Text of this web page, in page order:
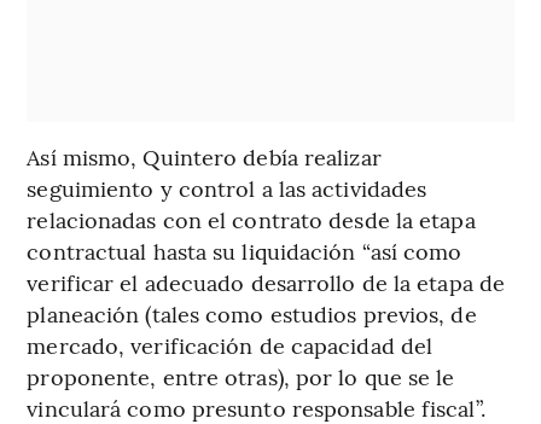
Así mismo, Quintero debía realizar
seguimiento y control a las actividades
relacionadas con el contrato desde la etapa
contractual hasta su liquidación “así como
verificar el adecuado desarrollo de la etapa de
planeación (tales como estudios previos, de
mercado, verificación de capacidad del
proponente, entre otras), por lo que se le
vinculará como presunto responsable fiscal”.